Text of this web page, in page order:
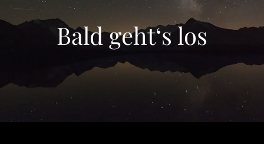
Bald geht‘s los